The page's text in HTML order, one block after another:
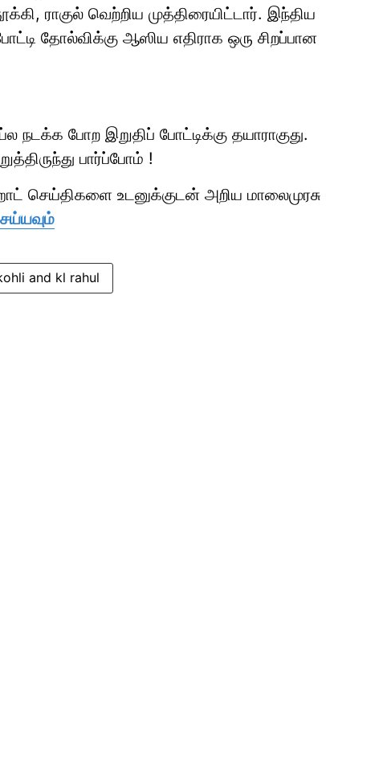
ராகுல் வெற்றிய முத்திரையிட்டார். இந்திய
தோல்விக்கு ஆஸிய எதிராக ஒரு சிறப்பான
போற இறுதிப் போட்டிக்கு தயாராகுது.
பார்ப்போம் !
செய்திகளை உடனுக்குடன் அறிய மாலைமுரசு
and kl rahul